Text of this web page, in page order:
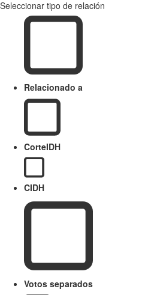
Seleccionar tipo de relación
Relacionado a
CorteIDH
CIDH
Votos separados